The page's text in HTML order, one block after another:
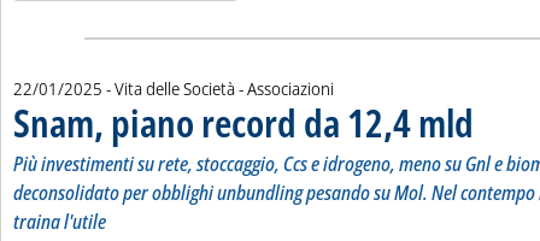
22/01/2025 - Vita delle Società - Associazioni
Snam, piano record da 12,4 mld
Più investimenti su rete, stoccaggio, Ccs e idrogeno, meno su Gnl e
deconsolidato per obblighi unbundling pesando su Mol. Nel
traina l'utile